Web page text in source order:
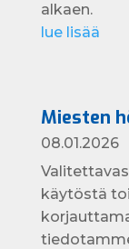
alkaen.
lue lisää
Miesten
08.01.2026
käytöstä